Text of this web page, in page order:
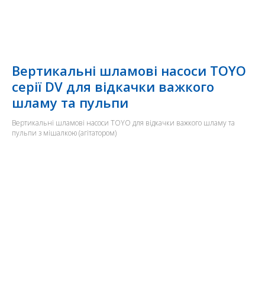
Вертикальні шламові насоси TOYO
серії DV для відкачки важкого
шламу та пульпи
Вертикальні шламові насоси TOYO для відкачки важкого шламу та
пульпи з мішалкою (агітатором)